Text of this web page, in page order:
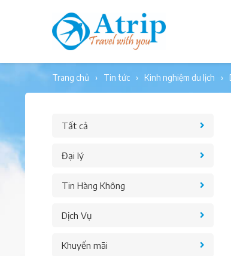
trang chủ tin tức kinh nghiệm du lịch
Tất cả
Đại lý
Tin Hàng Không
Dịch Vụ
Khuyến mãi